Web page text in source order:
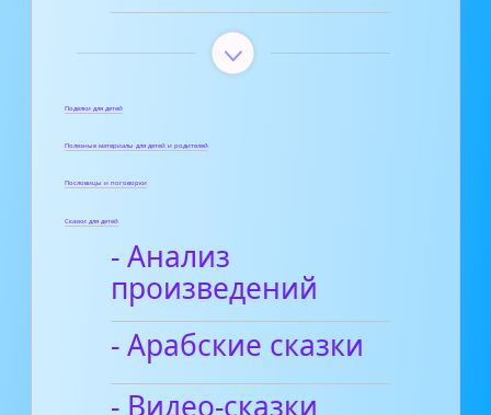
Поделки для детей
Полезные материалы для детей и родителей
Пословицы и поговорки
Сказки для детей
- Анализ
произведений
- Арабские сказки
- Видео-сказки